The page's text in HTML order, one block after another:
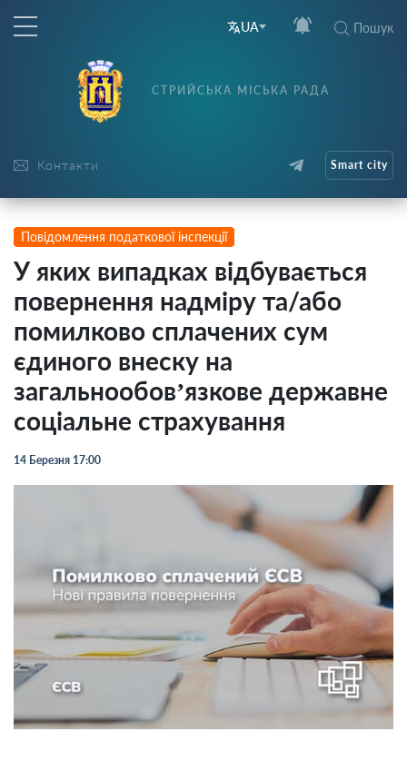
UA Пошук
Контакти
СТРИЙСЬКА МІСЬКА РАДА
Smart city
Повідомлення податкової інспекції
У яких випадках відбувається
повернення надміру та/або
помилково сплачених сум
єдиного внеску на
загальнообов’язкове державне
соціальне страхування
14 Березня 17:00